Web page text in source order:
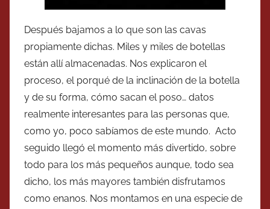
Después bajamos a lo que son las cavas
propiamente dichas. Miles y miles de botellas
están allí almacenadas. Nos explicaron el
proceso, el porqué de la inclinación de la botella
y de su forma, cómo sacan el poso… datos
realmente interesantes para las personas que,
como yo, poco sabíamos de este mundo. Acto
seguido llegó el momento más divertido, sobre
todo para los más pequeños aunque, todo sea
dicho, los más mayores también disfrutamos
como enanos. Nos montamos en una especie de